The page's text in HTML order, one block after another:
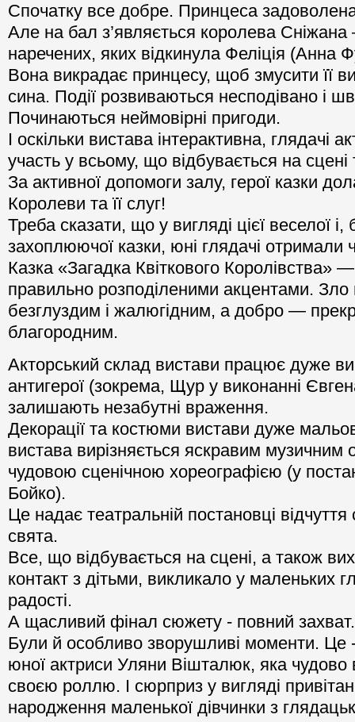
Спочатку все добре. Принцеса
Але на бал з’являється королева
наречених, яких відкинула Феліція (Анна
Вона викрадає принцесу, щоб змусити її
сина. Події розвиваються несподівано і
Починаються неймовірні пригоди.
І оскільки вистава інтерактивна, глядачі
участь у всьому, що відбувається на сцені
За активної допомоги залу, герої казки
Королеви та її слуг!
Треба сказати, що у вигляді цієї веселої
захоплюючої казки, юні глядачі отримали
Казка «Загадка Квіткового Королівства» —
правильно розподіленими акцентами. Зло
безглуздим і жалюгідним, а добро —
благородним.
Акторський склад вистави працює дуже
антигерої (зокрема, Щур у виконанні
залишають незабутні враження.
Декорації та костюми вистави дуже
вистава вирізняється яскравим
чудовою сценічною хореографією (у
Бойко).
Це надає театральній постановці
свята.
Все, що відбувається на сцені, а також
контакт з дітьми, викликало у маленьких
радості.
А щасливий фінал сюжету - повний захват.
Були й особливо зворушливі моменти. Це -
юної актриси Уляни Вішталюк, яка чудово
своєю роллю. І сюрприз у вигляді
народження маленької дівчинки з